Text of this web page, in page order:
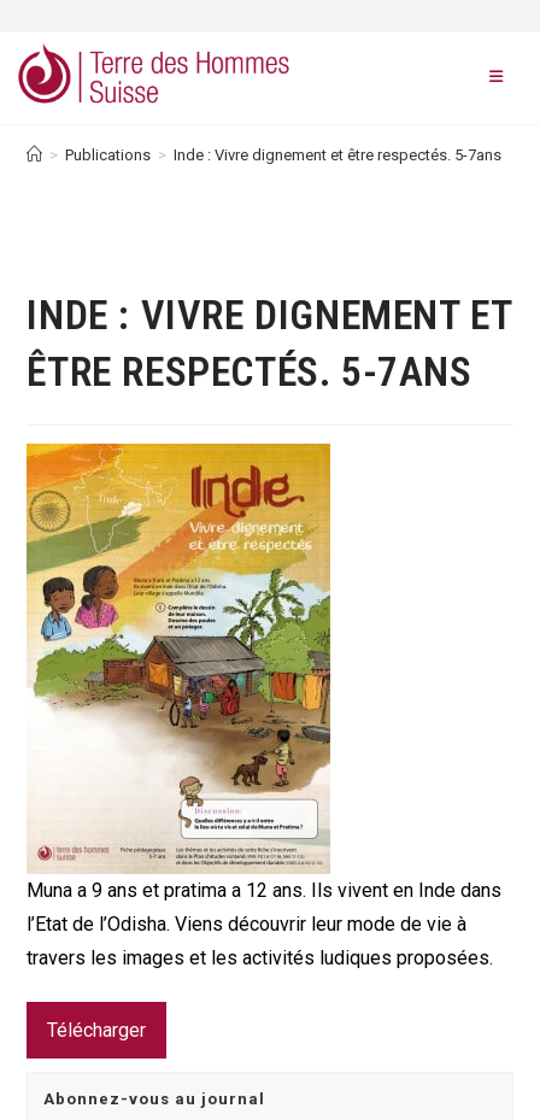
content
> Publications > Inde : Vivre dignement et être respectés. 5-7ans
INDE : VIVRE DIGNEMENT ET
ÊTRE RESPECTÉS. 5-7ANS
Muna a 9 ans et pratima a 12 ans. Ils vivent en Inde dans
l’Etat de l’Odisha. Viens découvrir leur mode de vie à
travers les images et les activités ludiques proposées.
Télécharger
Abonnez-vous au journal